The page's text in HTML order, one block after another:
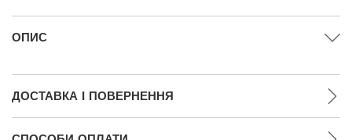
ОПИС
ДОСТАВКА І ПОВЕРНЕННЯ